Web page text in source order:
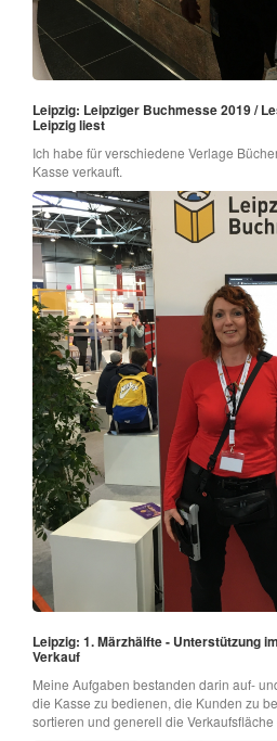
Leipzig: Leipziger Buchmesse 2019 /
Leipzig liest
Ich habe für verschiedene Verlage
Kasse verkauft.
Leipzig: 1. Märzhälfte - Unterstützung im
Verkauf
Meine Aufgaben bestanden darin auf-
die Kasse zu bedienen, die Kunden zu
sortieren und generell die